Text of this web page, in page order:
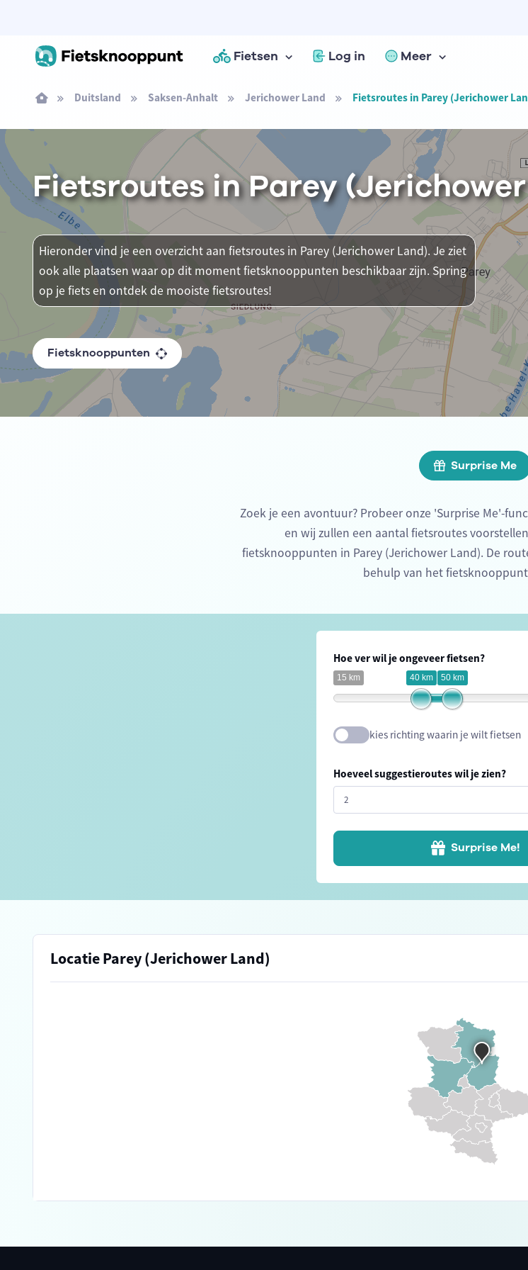
Fietsen Log in Meer
Duitsland Saksen-Anhalt Jerichower Land Fietsroutes in Parey (Jerichower
Fietsroutes in Parey
Hieronder vind je een overzicht aan fietsroutes in Parey (Jerichower Land). Je ziet
ook alle plaatsen waar op dit moment fietsknooppunten beschikbaar zijn. Spring
op je fiets en ontdek de mooiste fietsroutes!
Fietsknooppunten
Surprise Me
Zoek je een avontuur? Probeer onze 'Surprise Me'-
en wij zullen een aantal fietsroutes
fietsknooppunten in Parey (Jerichower Land). De
behulp van het
Hoe ver wil je ongeveer fietsen?
15 km 40 km 50 km
kies richting waarin je wilt fietsen
Hoeveel suggestieroutes wil je zien?
Surprise Me!
Locatie Parey (Jerichower Land)